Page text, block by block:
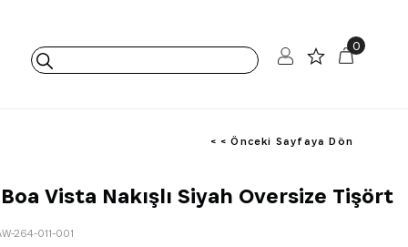
0
< < Önceki Sayfaya Dön
Vista Nakışlı Siyah Oversize Tişört
264-011-001